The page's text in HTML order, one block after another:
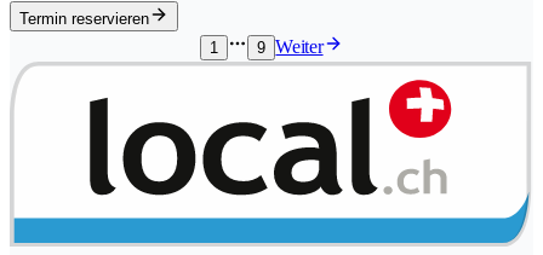
Termin reservieren
1
9 Weiter